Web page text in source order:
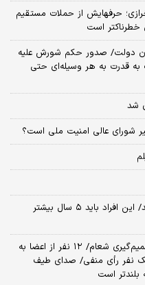
حرفهایش از حملات مستقیم
خطرناکتر است
دولت/ صدور حکم شورش علیه
به قدرت به هر وسیله‌ای حتی
شد
شورای ‌عالی امنیت ملی است؟
جزئیات صدور احکام بازنشستگی اعلام شد/ این افراد باید ۵ سال بیشتر
اظهارات جدید معاون پزشکیان درباره تصمیم‌گیری شعام/ ۱۲ نفر از اعضا به
نفر رأی منفی/ صدای طیف
است